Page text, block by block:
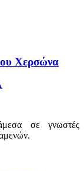
Χερσώνα
σε γνωστές